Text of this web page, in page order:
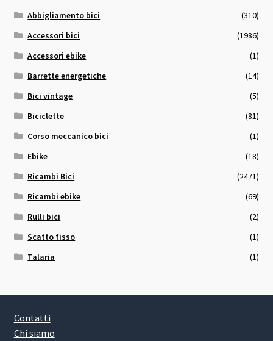
Abbigliamento bici
(310)
Accessori bici
(1986)
Accessori ebike
(1)
Barrette energetiche
(14)
Bici vintage
(5)
Biciclette
(81)
Corso meccanico bici
(1)
Ebike
(18)
Ricambi Bici
(2471)
Ricambi ebike
(69)
Rulli bici
(2)
Scatto fisso
(1)
Talaria
(1)
Contatti
Chi siamo